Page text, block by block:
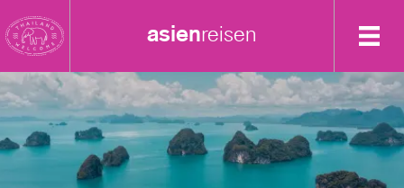
asienreisen
Destinationen
Bali
Burma
Spezialisten-Team
+41 41 729 14 05